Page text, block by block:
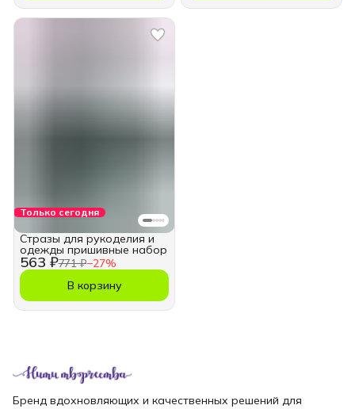
Только сегодня
563 ₽771 ₽−27%
Стразы для рукоделия и
одежды пришивные набор
В корзину
Бренд вдохновляющих и качественных решений для